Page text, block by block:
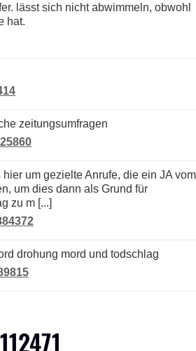
hat.
zeitungsumfragen
um dies dann als Grund für
zu m [...]
drohung mord und todschlag